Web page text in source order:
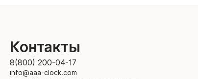
Контакты
8(800) 200-04-17
info@aaa-clock.com